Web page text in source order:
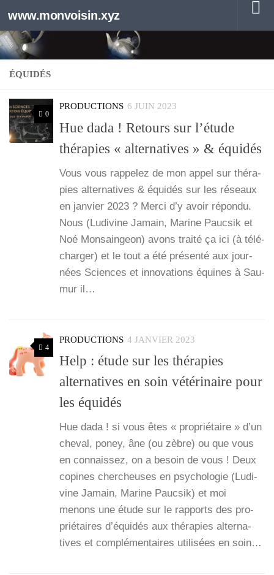
Au dessous du contenu
www.monvoisin.xyz
ÉQUIDÉS
0
PRODUCTIONS 6 JUIN 2023
Hue dada ! Retours sur l’étude
thérapies « alternatives » & équidés
Vous vous rap­pe­lez de mon appel sur thé­ra­
pies alter­na­tives & équi­dés sur les réseaux
en jan­vier 2023 ? Mer­ci d’y avoir répon­du.
Nous (Ludi­vine Jamain, Marine Pauc­sik et
Noé Mon­sain­geon) avons trai­té ça ici (à télé­
char­ger) et le tout a été pré­sen­té aux jour­
nées Sciences et inno­va­tions équines à Sau­
mur il…
4
PRODUCTIONS 4 JANVIER 2023
Help : étude sur les thérapies
alternatives en soin vétérinaire pour
les équidés
Hue dada ! si vous êtes « pro­prié­taire » d’un
che­val, poney, âne (ou zèbre) ou que vous
en connais­sez, on a besoin de vous ! Deux
copines cher­cheuses en psy­cho­lo­gie (Ludi­
vine Jamain, Marine Pauc­sik) et moi
menons une étude sur le rap­ports des pro­
prié­taires d’é­qui­dés aux thé­ra­pies alter­na­
tives et com­plé­men­taires uti­li­sées en soin…